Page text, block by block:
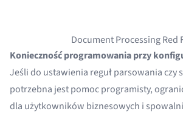
Document Processing Red
Konieczność programowania przy
Jeśli do ustawienia reguł parsowania czy
potrzebna jest pomoc programisty,
dla użytkowników biznesowych i